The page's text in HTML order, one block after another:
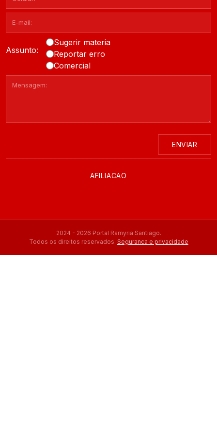
Assunto:
Sugerir materia
Reportar erro
Comercial
ENVIAR
AFILIACAO
2024 - 2026 Portal Ramyria Santiago.
Todos os direitos reservados. Seguranca e privacidade